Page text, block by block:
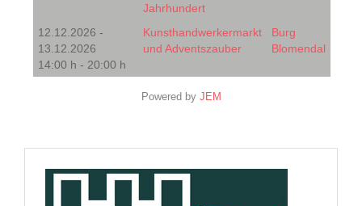
Jahrhundert
12.12.2026 -
13.12.2026
14:00 h - 20:00 h
Kunsthandwerkermarkt
und Adventszauber
Burg
Blomendal
Powered by JEM